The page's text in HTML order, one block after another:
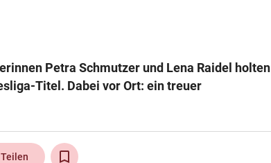
2026
Petra Schmutzer und Lena Raidel holten
Titel. Dabei vor Ort: ein treuer
Teilen